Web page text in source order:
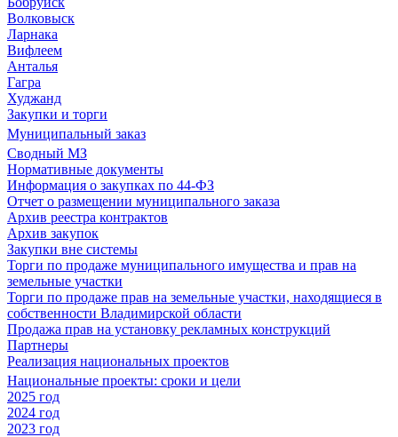
Волковыск
Ларнака
Вифлеем
Анталья
Гагра
Худжанд
Закупки и торги
Муниципальный заказ
Сводный МЗ
Нормативные документы
Информация о закупках по 44-ФЗ
Отчет о размещении муниципального заказа
Архив реестра контрактов
Архив закупок
Закупки вне системы
Торги по продаже муниципального имущества и прав на
земельные участки
Торги по продаже прав на земельные участки, находящиеся в
собственности Владимирской области
Продажа прав на установку рекламных конструкций
Партнеры
Реализация национальных проектов
Национальные проекты: сроки и цели
2025 год
2024 год
2023 год